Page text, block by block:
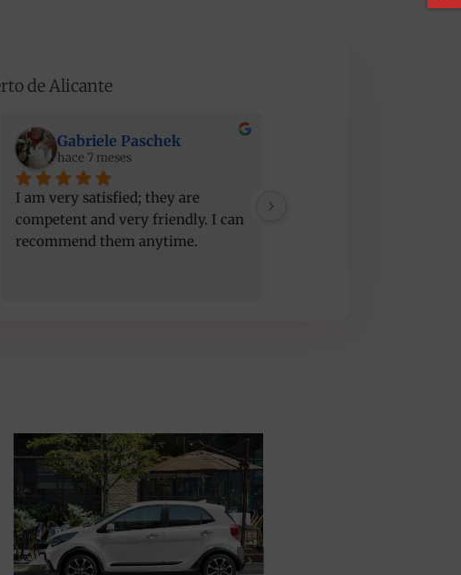
de Alicante
Gabriele Paschek
hace 7 meses
I am very satisfied; they are
competent and very friendly. I can
recommend them anytime.